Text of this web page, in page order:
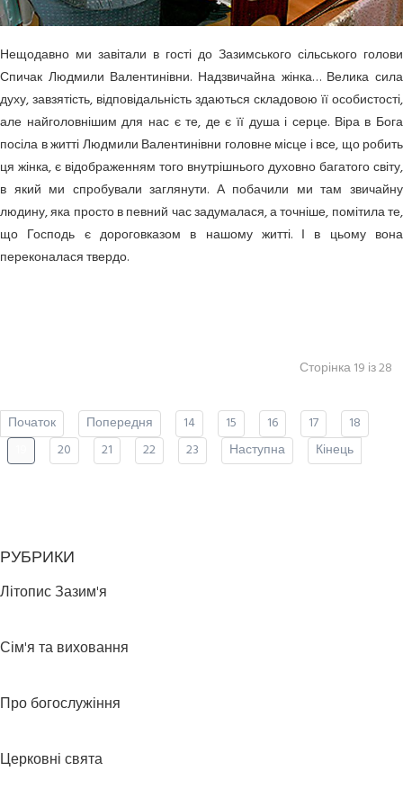
Нещодавно ми завітали в гості до Зазимського сільського голови
Спичак Людмили Валентинівни. Надзвичайна жінка… Велика сила
духу, завзятість, відповідальність здаються складовою її особистості,
але найголовнішим для нас є те, де є її душа і серце. Віра в Бога
посіла в житті Людмили Валентинівни головне місце і все, що робить
ця жінка, є відображенням того внутрішнього духовно багатого світу,
в який ми спробували заглянути. А побачили ми там звичайну
людину, яка просто в певний час задумалася, а точніше, помітила те,
що Господь є дороговказом в нашому житті. І в цьому вона
переконалася твердо.
Сторінка 19 із 28
Початок Попередня 14 15 16 17
18
20 21 22 23 Наступна Кінець
РУБРИКИ
Літопис Зазим'я
Сім'я та виховання
Про богослужіння
Церковні свята